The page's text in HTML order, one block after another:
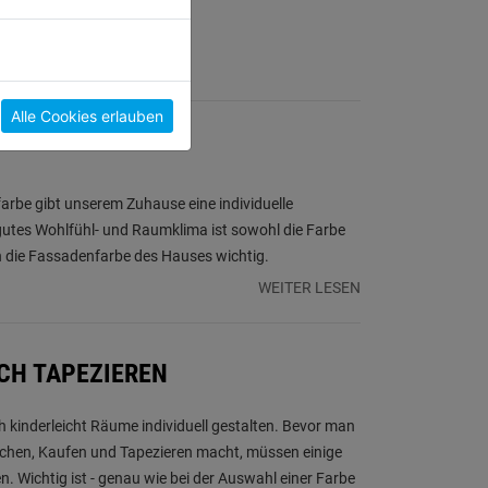
gibt unserem Zuhause eine individuelle
Wohlfühl- und Raumklima ist sowohl die Farbe
die Fassadenfarbe des Hauses wichtig.
WEITER LESEN
TAPEZIEREN
kinderleicht Räume individuell gestalten. Bevor man
Kaufen und Tapezieren macht, müssen einige
Wichtig ist - genau wie bei der Auswahl einer Farbe
Alle Cookies erlauben